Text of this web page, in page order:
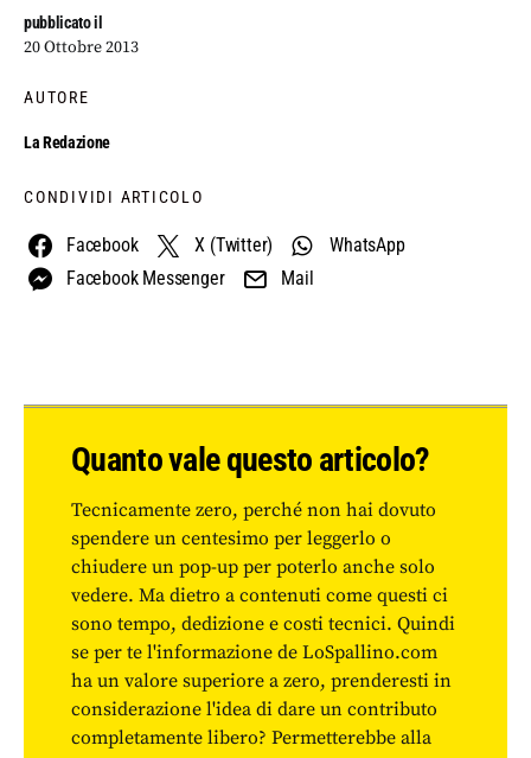
pubblicato il
20 Ottobre 2013
AUTORE
La Redazione
CONDIVIDI ARTICOLO
Facebook X (Twitter)
WhatsApp
Facebook Messenger
Mail
Quanto vale questo articolo?
Tecnicamente zero, perché non hai dovuto
spendere un centesimo per leggerlo o
chiudere un pop-up per poterlo anche solo
vedere. Ma dietro a contenuti come questi ci
sono tempo, dedizione e costi tecnici. Quindi
se per te l'informazione de LoSpallino.com
ha un valore superiore a zero, prenderesti in
considerazione l'idea di dare un contributo
completamente libero? Permetterebbe alla